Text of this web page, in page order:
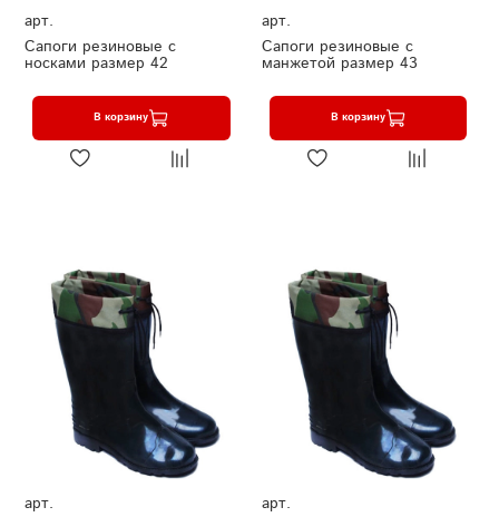
арт.
Сапоги резиновые с
носками размер 42
В корзину
арт.
Сапоги резиновые с
манжетой размер 43
В корзину
арт.
арт.